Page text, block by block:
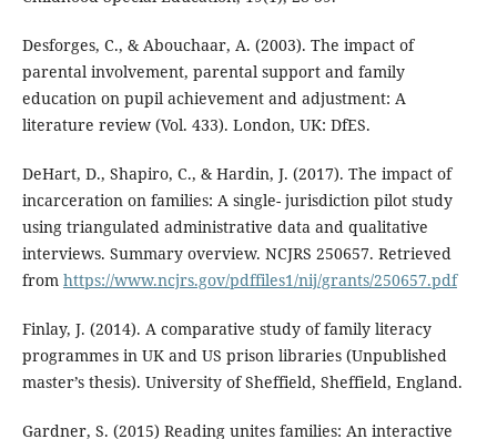
Desforges, C., & Abouchaar, A. (2003). The impact of
parental involvement, parental support and family
education on pupil achievement and adjustment: A
literature review (Vol. 433). London, UK: DfES.
DeHart, D., Shapiro, C., & Hardin, J. (2017). The impact of
incarceration on families: A single- jurisdiction pilot study
using triangulated administrative data and qualitative
interviews. Summary overview. NCJRS 250657. Retrieved
from https://www.ncjrs.gov/pdffiles1/nij/grants/250657.pdf
Finlay, J. (2014). A comparative study of family literacy
programmes in UK and US prison libraries (Unpublished
master’s thesis). University of Sheffield, Sheffield, England.
Gardner, S. (2015) Reading unites families: An interactive